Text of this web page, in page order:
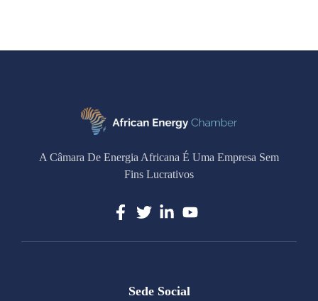
A Câmara De Energia Africana É Uma Empresa Sem
Fins Lucrativos
Sede Social